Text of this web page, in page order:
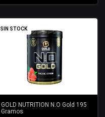
SIN STOCK
GOLD NUTRITION N.O Gold 195
Gramos